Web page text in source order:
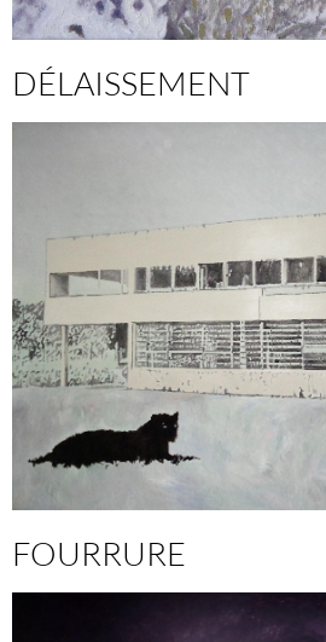
DÉLAISSEMENT
FOURRURE